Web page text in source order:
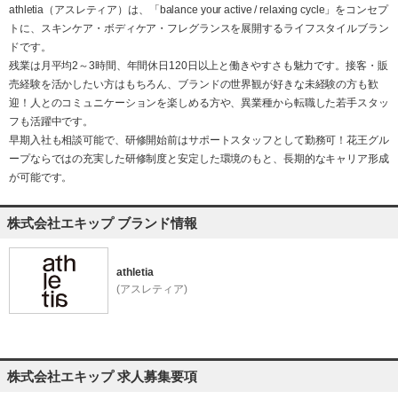
athletia（アスレティア）は、「balance your active / relaxing cycle」をコンセプ
トに、スキンケア・ボディケア・フレグランスを展開するライフスタイルブラン
ドです。
残業は月平均2～3時間、年間休日120日以上と働きやすさも魅力です。接客・販
売経験を活かしたい方はもちろん、ブランドの世界観が好きな未経験の方も歓
迎！人とのコミュニケーションを楽しめる方や、異業種から転職した若手スタッ
フも活躍中です。
早期入社も相談可能で、研修開始前はサポートスタッフとして勤務可！花王グル
ープならではの充実した研修制度と安定した環境のもと、長期的なキャリア形成
が可能です。
株式会社エキップ ブランド情報
athletia
(アスレティア)
株式会社エキップ 求人募集要項